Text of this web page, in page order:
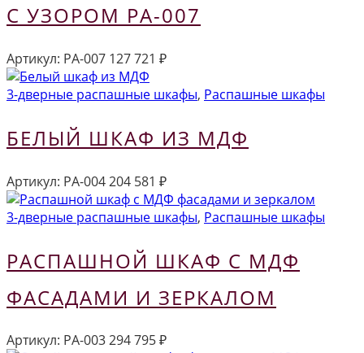
С УЗОРОМ РА-007
Артикул: РА-007 127 721 ₽
3-дверные распашные шкафы, Распашные шкафы
БЕЛЫЙ ШКАФ ИЗ МДФ
Артикул: РА-004204 581 ₽
3-дверные распашные шкафы, Распашные шкафы
РАСПАШНОЙ ШКАФ С МДФ
ФАСАДАМИ И ЗЕРКАЛОМ
Артикул: РА-003294 795₽